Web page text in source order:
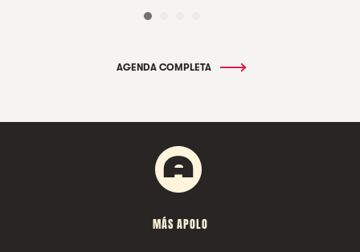
AGENDA COMPLETA
MÁS APOLO